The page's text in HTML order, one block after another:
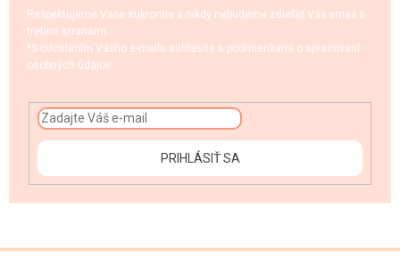
Rešpektujeme Vaše súkromie a nikdy nebudeme zdieľať Váš email s
tretími stranami.
*S odoslaním Vášho e-mailu súhlasíte s podmienkami o spracovaní
osobných údajov.
PRIHLÁSIŤ SA